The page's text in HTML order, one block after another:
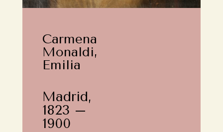
Carmena
Monaldi,
Emilia
Madrid,
1823 –
1900